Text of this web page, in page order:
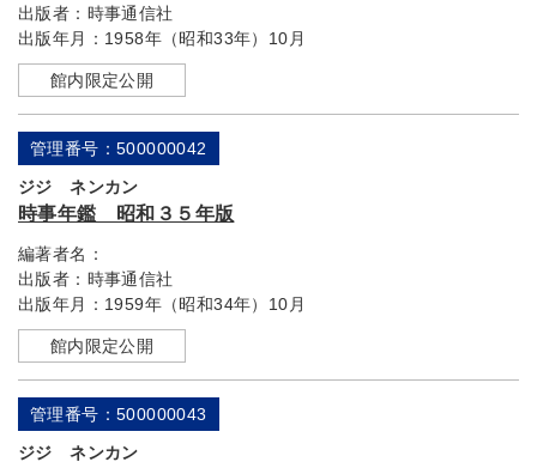
出版者： 時事通信社
出版年月： 1958年（昭和33年）10月
館内限定公開
管理番号：500000042
ジジ ネンカン
時事年鑑 昭和３５年版
編著者名：
出版者： 時事通信社
出版年月： 1959年（昭和34年）10月
館内限定公開
管理番号：500000043
ジジ ネンカン